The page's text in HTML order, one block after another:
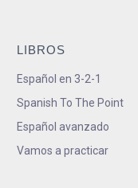
LIBROS
Español en 3-2-1
Spanish To The Point
Español avanzado
Vamos a practicar